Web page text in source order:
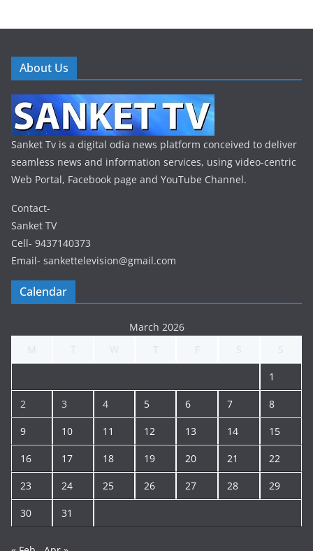
About Us
Sanket Tv is a digital odia news platform conceived to deliver
seamless news and information services, using video-centric
Web Portal, Facebook page and YouTube Channel.
Contact-
Sanket TV
Cell- 9437140373
Email- sankettelevision@gmail.com
Calendar
March 2026
1
2 3 4 5 6 7 8
9 10 11 12 13 14 15
16 17 18 19 20 21 22
23 24 25 26 27 28 29
30 31